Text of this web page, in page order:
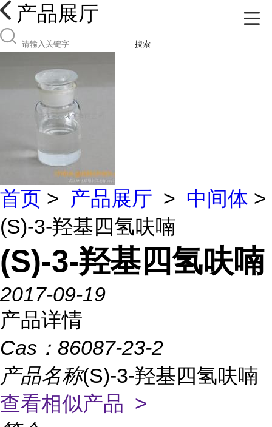
产品展厅
搜索
首页 > 产品展厅 > 中间体 >
(S)-3-羟基四氢呋喃
(S)-3-羟基四氢呋喃
2017-09-19
产品详情
Cas： 86087-23-2
产品名称(S)-3-羟基四氢呋喃
查看相似产品 >